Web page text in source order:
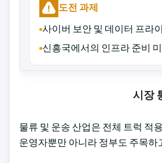
도전 과제
사이버 보안 및 데이터 프라
신흥국에서의 인프라 준비
시장
물류 및 운송 산업은 전체 트럭 적
운영자뿐만 아니라 정부도 주목하